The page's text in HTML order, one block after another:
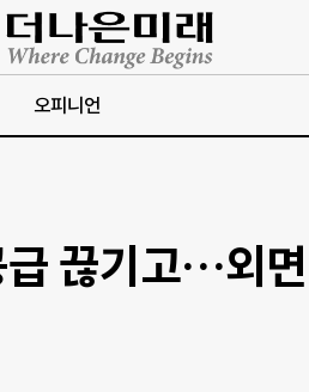
오피니언
끊기고…외